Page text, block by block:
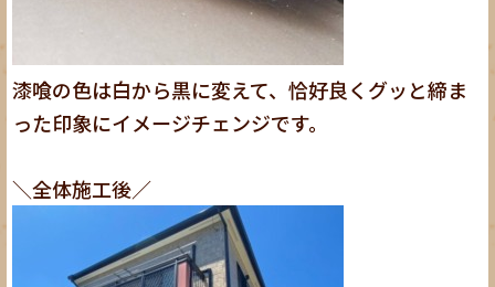
漆喰の色は白から黒に変えて、恰好良くグッと締ま
った印象にイメージチェンジです。
＼全体施工後／